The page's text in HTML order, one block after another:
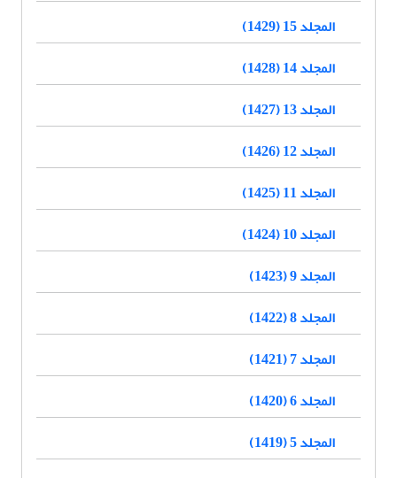
المجلد 15 (1429)
المجلد 14 (1428)
المجلد 13 (1427)
المجلد 12 (1426)
المجلد 11 (1425)
المجلد 10 (1424)
المجلد 9 (1423)
المجلد 8 (1422)
المجلد 7 (1421)
المجلد 6 (1420)
المجلد 5 (1419)